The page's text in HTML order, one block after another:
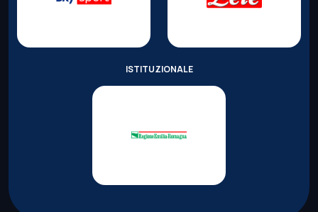
ISTITUZIONALE